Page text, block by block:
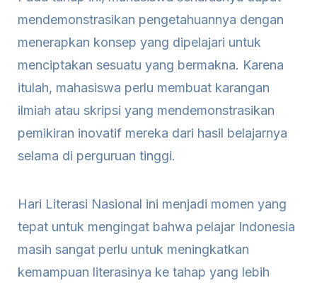
mendemonstrasikan pengetahuannya dengan
menerapkan konsep yang dipelajari untuk
menciptakan sesuatu yang bermakna. Karena
itulah, mahasiswa perlu membuat karangan
ilmiah atau skripsi yang mendemonstrasikan
pemikiran inovatif mereka dari hasil belajarnya
selama di perguruan tinggi.
Hari Literasi Nasional ini menjadi momen yang
tepat untuk mengingat bahwa pelajar Indonesia
masih sangat perlu untuk meningkatkan
kemampuan literasinya ke tahap yang lebih